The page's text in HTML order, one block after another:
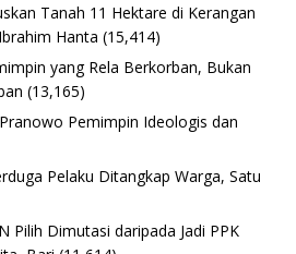
Tanah 11 Hektare di Kerangan
Hanta (15,414)
yang Rela Berkorban, Bukan
(13,165)
Pemimpin Ideologis dan
Pelaku Ditangkap Warga, Satu
Pilih Dimutasi daripada Jadi PPK